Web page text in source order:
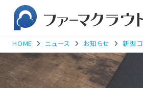
HOME ニュース お知らせ 新型